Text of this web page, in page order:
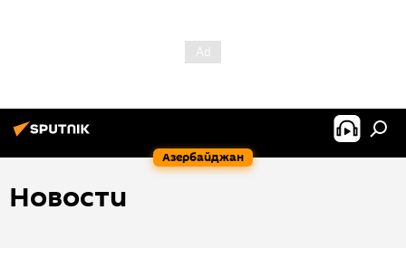
Азербайджан
Новости